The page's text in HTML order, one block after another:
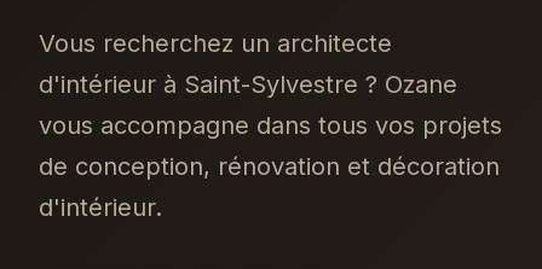
Vous recherchez un architecte
d'intérieur à Saint-Sylvestre ? Ozane
vous accompagne dans tous vos projets
de conception, rénovation et décoration
d'intérieur.